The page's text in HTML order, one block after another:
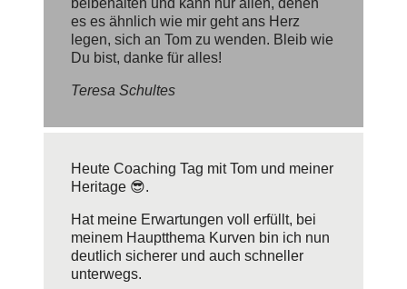
beibehalten und kann nur allen, denen
es es ähnlich wie mir geht ans Herz
legen, sich an Tom zu wenden. Bleib wie
Du bist, danke für alles!
Teresa Schultes
Heute Coaching Tag mit Tom und meiner
Heritage 😎.
Hat meine Erwartungen voll erfüllt, bei
meinem Hauptthema Kurven bin ich nun
deutlich sicherer und auch schneller
unterwegs.